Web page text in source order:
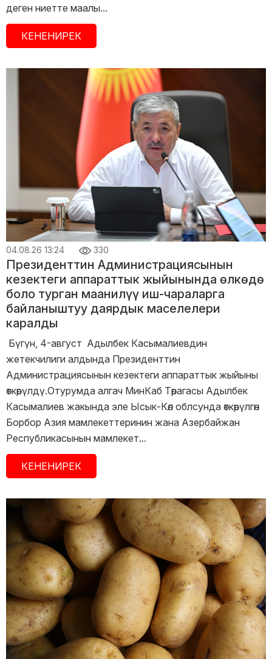
деген ниетте маалы...
КЕНЕНИРЕК
04.08.26 13:24 330
Президенттин Администрациясынын
кезектеги аппараттык жыйынында өлкөдө
боло турган маанилүү иш-чараларга
байланыштуу даярдык маселелери
каралды
Бүгүн, 4-август Адылбек Касымалиевдин
жетекчилиги алдында Президенттин
Администрациясынын кезектеги аппараттык жыйыны
өткөрүлдү.Отурумда алгач МинКаб Төрагасы Адылбек
Касымалиев жакында эле Ысык-Көл облсунда өткөрүлгөн
Борбор Азия мамлекеттеринин жана Азербайжан
Республикасынын мамлекет...
КЕНЕНИРЕК